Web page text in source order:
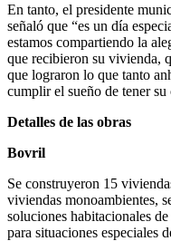
En tanto, el presidente
señaló que “es un día
estamos compartiendo la
que recibieron su vivienda,
que lograron lo que tanto
cumplir el sueño de tener su
Detalles de las obras
Bovril
Se construyeron 15
viviendas monoambientes,
soluciones habitacionales
para situaciones especiales